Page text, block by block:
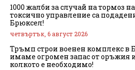
1000 жалби за случай на тормоз
токсично управление са
Брюксел!
четвъртък, 6 август 2026
Тръмп строи военен комплекс в
имаме огромен запас от оръжия
колкото е необходимо!